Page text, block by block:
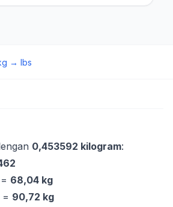
→ lbs
0,453592 kilogram:
68,04 kg
90,72 kg